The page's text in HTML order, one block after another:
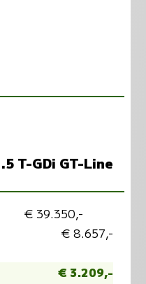
T-GDi GT-Line
€ 39.350,-
€ 8.657,-
€ 3.209,-